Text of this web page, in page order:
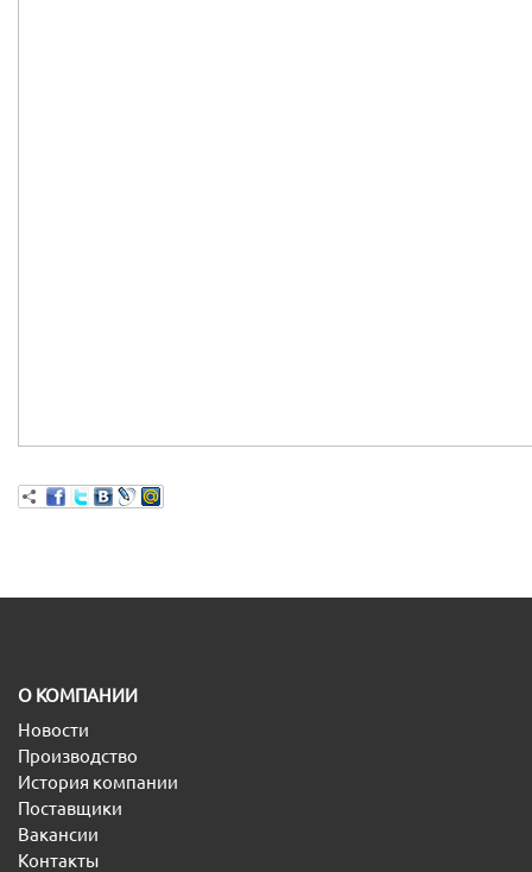
O КОМПАНИИ
Новости
Производство
История компании
Поставщики
Вакансии
Контакты